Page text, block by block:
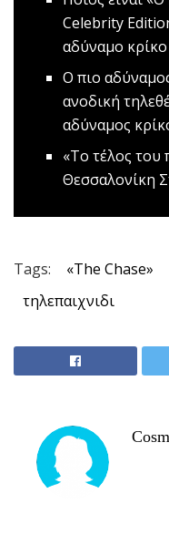
Celebrity
αδύναμο κρίκο
Ο πιο
ανοδική
αδύναμος
«To τέλος του
Θεσσαλονίκη
Tags: «The Chase»
τηλεπαιχνιδι